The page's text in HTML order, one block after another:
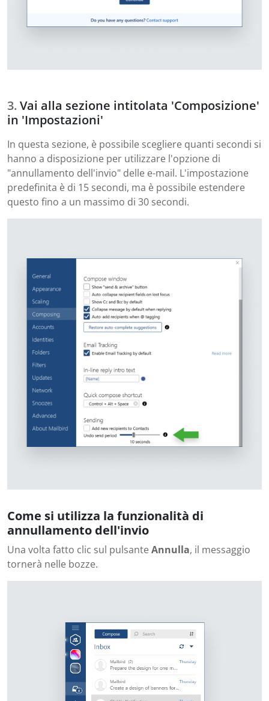
Vai alla sezione intitolata 'Composizione'
in 'Impostazioni'
In questa sezione, è possibile scegliere quanti secondi si
hanno a disposizione per utilizzare l'opzione di
"annullamento dell'invio" delle e-mail. L'impostazione
predefinita è di 15 secondi, ma è possibile estendere
questo fino a un massimo di 30 secondi.
Come si utilizza la funzionalità di
annullamento dell'invio
Una volta fatto clic sul pulsanteAnnulla, il messaggio
tornerà nelle bozze.